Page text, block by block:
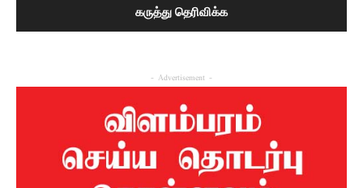
- Advertisement -